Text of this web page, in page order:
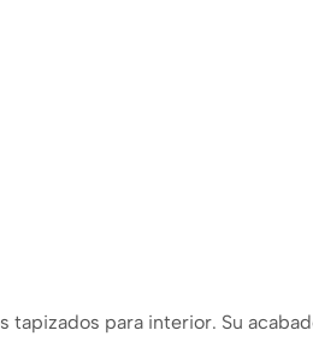
para interior. Su